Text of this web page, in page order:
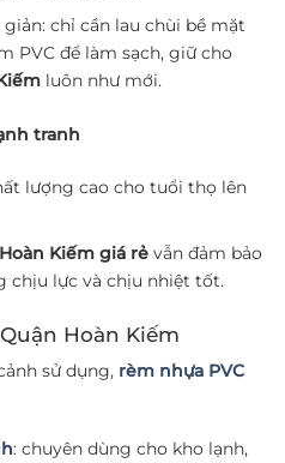
chỉ cần lau chùi bề mặt
PVC để làm sạch, giữ cho
luôn như mới.
tranh
lượng cao cho tuổi thọ lên
Kiếm giá rẻvẫn đảm bảo
chịu lực và chịu nhiệt tốt.
Hoàn Kiếm
sử dụng, rèm nhựa PVC
: chuyên dùng cho kho lạnh,